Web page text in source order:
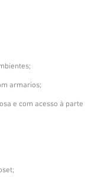
armarios;
e com acesso à parte